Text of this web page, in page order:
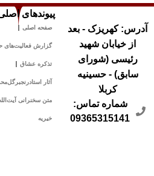
آدرس: کهریزک - بعد
از خیابان شهید
رئیسی (شورای
سابق) - حسینیه
کربلا
شماره تماس:
09365315141
پیوندهای
صفحه اصلی
گزارش فعالیت‌های
تذکره عشاق
آثار
متن سخنرانی
خیریه